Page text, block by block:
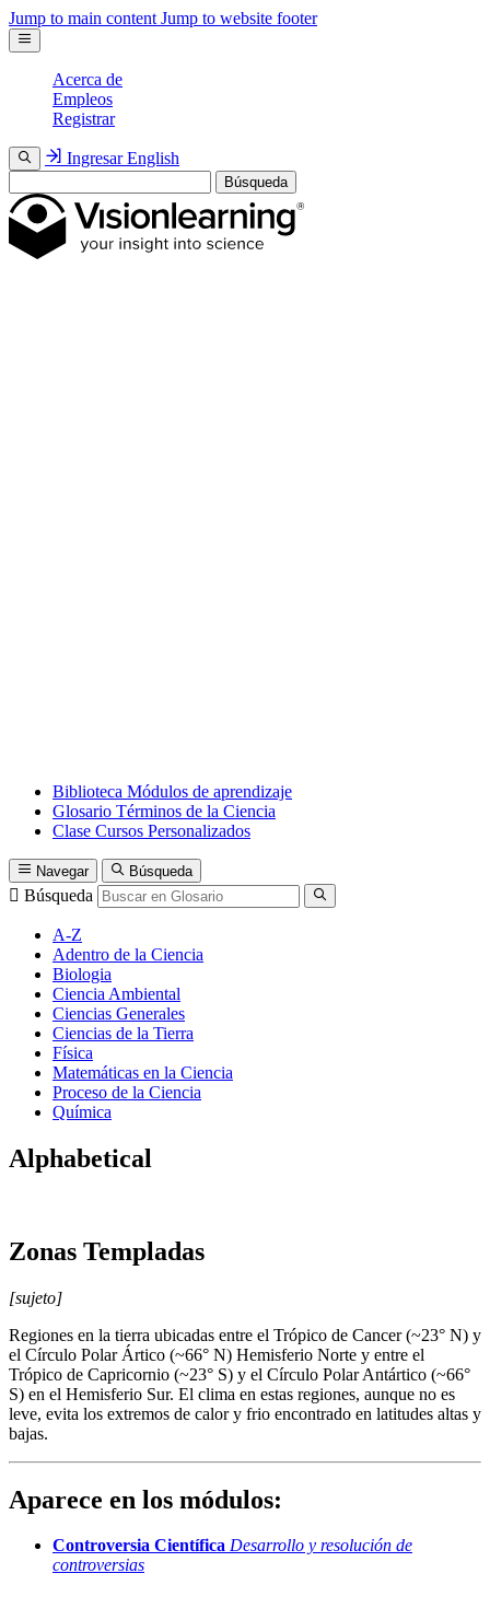
Jump to main content Jump to website footer
Acerca de
Empleos
Registrar
Ingresar English
Búsqueda
Biblioteca Módulos de aprendizaje
Glosario Términos de la Ciencia
Clase Cursos Personalizados
Navegar Búsqueda
Búsqueda
A-Z
Adentro de la Ciencia
Biologia
Ciencia Ambiental
Ciencias Generales
Ciencias de la Tierra
Física
Matemáticas en la Ciencia
Proceso de la Ciencia
Química
Alphabetical
Zonas Templadas
[sujeto]
Regiones en la tierra ubicadas entre el Trópico de Cancer (~23° N) y
el Círculo Polar Ártico (~66° N) Hemisferio Norte y entre el
Trópico de Capricornio (~23° S) y el Círculo Polar Antártico (~66°
S) en el Hemisferio Sur. El clima en estas regiones, aunque no es
leve, evita los extremos de calor y frio encontrado en latitudes altas y
bajas.
Aparece en los módulos:
Controversia Científica Desarrollo y resolución de
controversias